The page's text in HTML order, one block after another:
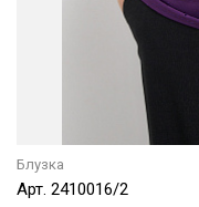
Блузка
Арт. 2410016/2